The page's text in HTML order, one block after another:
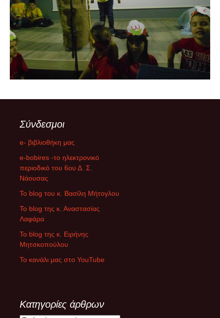
Σύνδεσμοι
e- βιβλιοθήκη μας
e-bobires -το ηλεκτρονικό
περιοδικό του 6ου Δ. Σ.
Νάουσας
To blog του κ. Βασίλη Μήτογλου
Το blog της κ. Αναστασίας
Λαφάρα
Το blog της κ. Ειρήνης
Μητσκοπούλου
Το κανάλι μας στο YouTube
Κατηγορίες άρθρων